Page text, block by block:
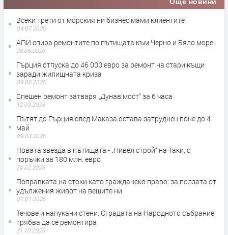
Още новини
Всеки трети от морския ни бизнес мами клиентите
04.07.2026
АПИ спира ремонтите по пътищата към Черно и Бяло море
29.06.2026
Гърция отпуска до 46 000 евро за ремонт на стари къщи
заради жилищната криза
09.06.2026
Спешен ремонт затваря „Дунав мост“ за 6 часа
12.03.2026
Пътят до Гърция след Маказа остава затруднен поне до 4
май
09.03.2026
Новата звезда в пътищата - „Нивел строй“ на Таки, с
поръчки за 180 млн. евро
24.02.2026
Поправката на стоки като гражданско право: за ползата от
удължения живот на вещите ни
07.01.2026
Течове и напукани стени. Сградата на Народното събрание
трябва да се ремонтира
31.10.2025